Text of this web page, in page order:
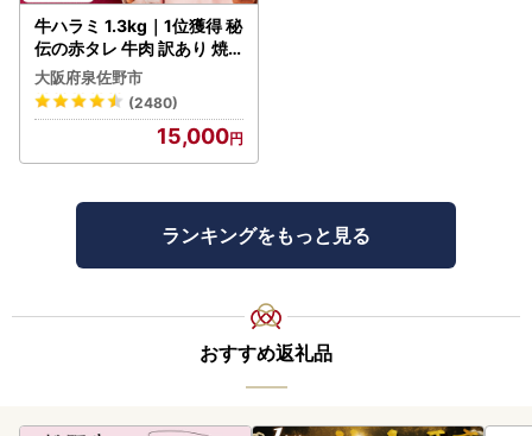
牛ハラミ 1.3kg｜1位獲得 秘
伝の赤タレ 牛肉 訳あり 焼
肉 BBQ
大阪府泉佐野市
(2480)
15,000
ランキングをもっと見る
おすすめ返礼品